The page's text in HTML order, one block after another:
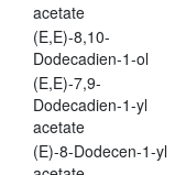
acetate
(E,E)-8,10-
Dodecadien-1-ol
(E,E)-7,9-
Dodecadien-1-yl
acetate
(E)-8-Dodecen-1-yl